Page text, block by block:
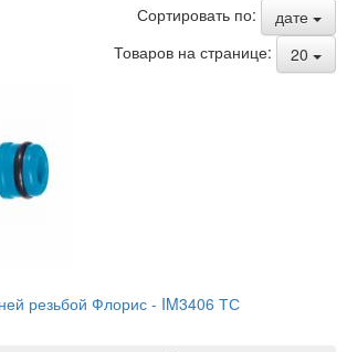
Сортировать по:
дате
Товаров на странице:
20
резьбой Флорис - IM3406 ТС